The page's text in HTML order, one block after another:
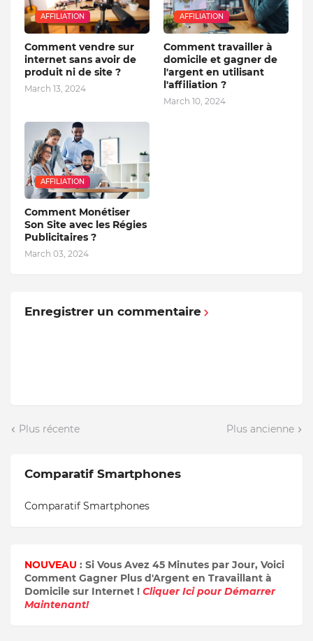
AFFILIATION
Comment vendre sur
internet sans avoir de
produit ni de site ?
March 13, 2024
AFFILIATION
Comment travailler à
domicile et gagner de
l'argent en utilisant
l'affiliation ?
March 10, 2024
AFFILIATION
Comment Monétiser
Son Site avec les Régies
Publicitaires ?
March 03, 2024
Enregistrer un commentaire
Plus récente Plus ancienne
Comparatif Smartphones
Comparatif Smartphones
NOUVEAU : Si Vous Avez 45 Minutes par Jour, Voici
Comment Gagner Plus d'Argent en Travaillant à
Domicile sur Internet ! Cliquer Ici pour Démarrer
Maintenant!